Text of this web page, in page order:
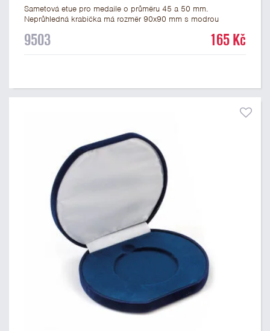
Sametová etue pro medaile o průměru 45 a 50 mm.
Neprůhledná krabička má rozměr 90x90 mm s modrou
vhodné pro pamětní medaile a pro významné sportovní či
9503 165 Kč